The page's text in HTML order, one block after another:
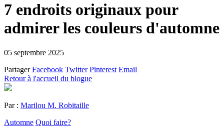
7 endroits originaux pour
admirer les couleurs d'automne
05 septembre 2025
Partager Facebook Twitter Pinterest Email
Retour à l'accueil du blogue
Par : Marilou M. Robitaille
Automne Quoi faire?